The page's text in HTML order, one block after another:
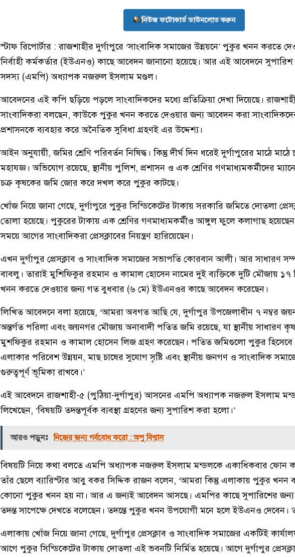
নিউজ ফটোকার্ড ডাউনলোড করুন
স্টাফ রিপোর্টার : রাজশাহীর দুর্গাপুরে ‘সাংবাদিক সমাজের উন্নয়নে’ পুকুর খনন করতে
নির্বাহী কর্মকর্তার (ইউএনও) কাছে আবেদন জানানো হয়েছে। আর এই আবেদনে সুপারিশ
সদস্য (এমপি) অধ্যাপক নজরুল ইসলাম মণ্ডল।
আবেদনের এই কপি ছড়িয়ে পড়লে সাংবাদিকদের মধ্যে প্রতিক্রিয়া দেখা দিয়েছে।
সাংবাদিকরা বলছেন, কাউকে পুকুর খনন করতে দেওয়ার জন্য আবেদন করা
প্রশাসনকে ব্যবহার করে অনৈতিক সুবিধা গ্রহণই এর উদ্দেশ্য।
আইন অনুযায়ী, জমির শ্রেণি পরিবর্তন নিষিদ্ধ। কিন্তু দীর্ঘ দিন ধরেই দুর্গাপুরের মাঠে
মহাযজ্ঞ। অভিযোগ রয়েছে, স্থানীয় পুলিশ, প্রশাসন ও এক শ্রেণির গণমাধ্যমকর্মীদের
চক্র কৃষকের জমি জোর করে দখল করে পুকুর কাটছে।
খোঁজ নিয়ে জানা গেছে, দুর্গাপুরে পুকুর সিন্ডিকেটের টাকায় সরকারি জমিতে দোতলা
তোলা হয়েছে। পুকুরের টাকায় এক শ্রেণির গণমাধ্যমকর্মীও আঙ্গুল ফুলে কলাগাছ
সময়ে আগের সাংবাদিকরা প্রেসক্লাবের নিয়ন্ত্রণ হারিয়েছেন।
এখন দুর্গাপুর প্রেসক্লাব ও সাংবাদিক সমাজের সভাপতি কোরবান আলী। আর সাধারণ
বাবলু। তারাই মুশিফিকুর রহমান ও কামাল হোসেন নামের দুই ব্যক্তিকে দুটি মৌজায়
খনন করতে দেওয়ার জন্য গত বুধবার (৬ মে) ইউএনওর কাছে আবেদন করেছেন।
লিখিত আবেদনে বলা হয়েছে, ‘আমরা অবগত আছি যে, দুর্গাপুর উপজেলাধীন ৭ নম্বর
অন্তর্গত পরিলা এবং জয়নগর মৌজায় অনাবাদী পতিত জমি রয়েছে, যা স্থানীয় সাধারণ
মুশফিকুর রহমান ও কামাল হোসেন লিজ গ্রহণ করেছেন। পতিত জমিগুলো পুকুর
এলাকার পরিবেশ উন্নয়ন, মাছ চাষের সুযোগ সৃষ্টি এবং স্থানীয় জনগণ ও সাংবাদিক
গুরুত্বপূর্ণ ভূমিকা রাখবে।’
এই আবেদনে রাজশাহী-৫ (পুঠিয়া-দুর্গাপুর) আসনের এমপি অধ্যাপক নজরুল ইসলাম
লিখেছেন, ‘বিষয়টি তদন্তপূর্বক ব্যবস্থা গ্রহণের জন্য সুপারিশ করা হলো।’
আরও পড়ুনঃ নিজের জন্য গর্ববোধ করো : অপু বিশ্বাস
বিষয়টি নিয়ে কথা বলতে এমপি অধ্যাপক নজরুল ইসলাম মন্ডলকে একাধিকবার ফোন
তাঁর ছেলে ব্যারিস্টার আবু বকর সিদ্দিক রাজন বলেন, ‘আমরা কিন্তু এলাকায় পুকুর খনন
কোনো পুকুর খনন হয় না। আর এ জন্যই আবেদন আসছে। এমপির কাছে সুপারিশের জন্য
তদন্ত সাপেক্ষে দেখতে বলেছেন। তদন্তে পুকুর খনন উপযোগী মনে হলে ইউএনও দেবেন।
এলাকায় খোঁজ নিয়ে জানা গেছে, দুর্গাপুর প্রেসক্লাব ও সাংবাদিক সমাজের একটিই
আগে পুকুর সিন্ডিকেটের টাকায় দোতলা এই ভবনটি নির্মিত হয়েছে। আগে দুর্গাপুর